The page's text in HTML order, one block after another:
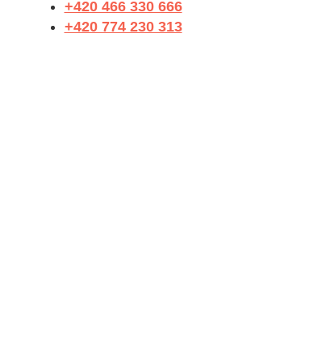
+420 466 330 666
+420 774 230 313